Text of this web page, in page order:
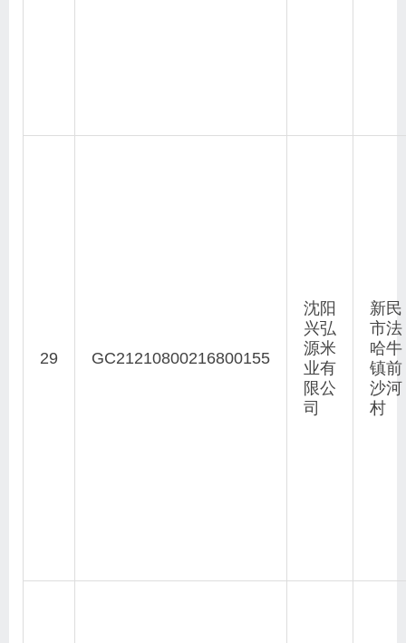
29 GC21210800216800155
沈阳
兴弘
源米
业有
限公
司
新民
市法
哈牛
镇前
沙河
村